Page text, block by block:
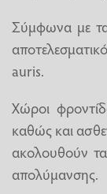
Σύμφωνα με τα
auris.
Χώροι
καθώς και
ακολουθούν
απολύμανσης.